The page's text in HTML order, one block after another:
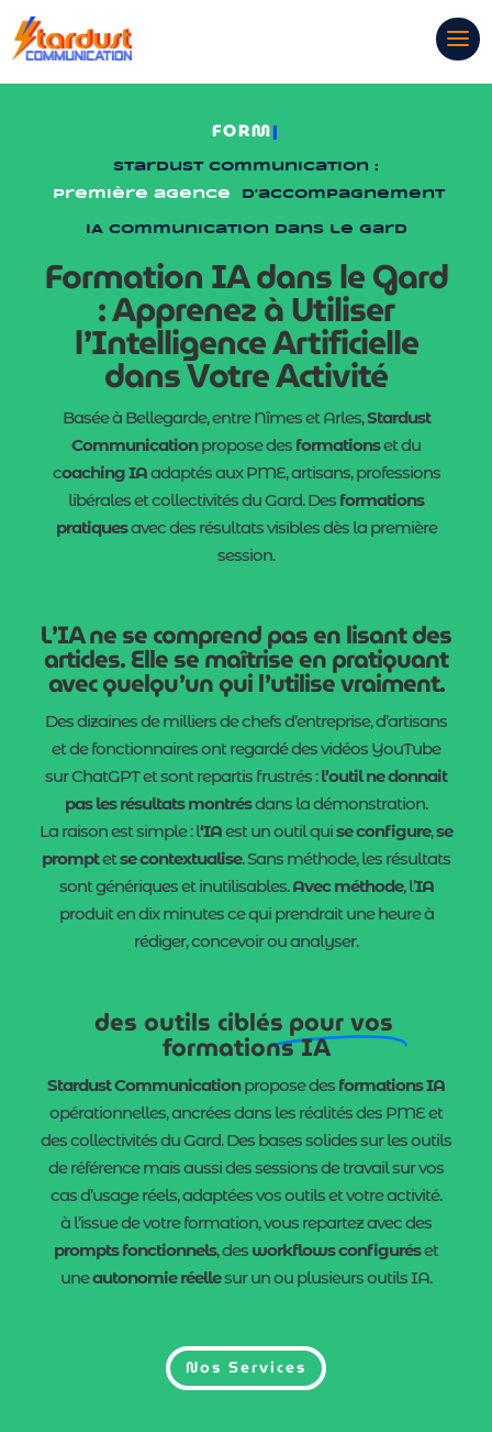
COACHING
Stardust Communication :
Première agence d’accompagnement
IA communication dans le Gard
Formation IA dans le Gard
: Apprenez à Utiliser
l’Intelligence Artificielle
dans Votre Activité
Basée à Bellegarde, entre Nîmes et Arles,Stardust
Communicationpropose des formationset du
coaching IAadaptés aux PME, artisans, professions
libérales et collectivités du Gard. Des formations
pratiquesavec des résultats visibles dès la première
session.
L’IA ne se comprend pas en lisant des
articles. Elle se maîtrise en pratiquant
avec quelqu’un qui l’utilise vraiment.
Des dizaines de milliers de chefs d’entreprise, d’artisans
et de fonctionnaires ont regardé des vidéos YouTube
sur ChatGPT et sont repartis frustrés :l’outil ne donnait
pas les résultats montrésdans la démonstration.
La raison est simple : l‘IAest un outil quise configure,se
promptetse contextualise. Sans méthode, les résultats
sont génériques et inutilisables.Avec méthode, l’IA
produit en dix minutes ce qui prendrait une heure à
rédiger, concevoir ou analyser.
des outils ciblés pour vos
formations IA
Stardust Communicationpropose des formations IA
opérationnelles, ancrées dans les réalités des PME et
des collectivités du Gard. Des bases solides sur les outils
de référence mais aussi des sessions de travail sur vos
cas d’usage réels, adaptées vos outils et votre activité.
à l’issue de votre formation, vous repartez avec des
prompts fonctionnels, des workflows configuréset
uneautonomie réellesur un ou plusieurs outils IA.
Nos Services